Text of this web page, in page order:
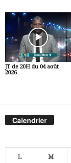
JT de 20H du 04 août
2026
Calendrier
L M